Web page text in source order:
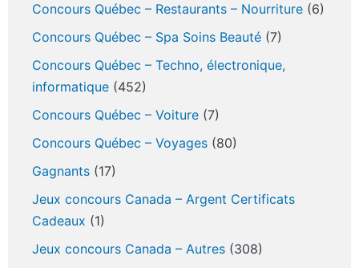
Concours Québec – Restaurants – Nourriture (6)
Concours Québec – Spa Soins Beauté (7)
Concours Québec – Techno, électronique,
informatique (452)
Concours Québec – Voiture (7)
Concours Québec – Voyages (80)
Gagnants (17)
Jeux concours Canada – Argent Certificats
Cadeaux (1)
Jeux concours Canada – Autres (308)